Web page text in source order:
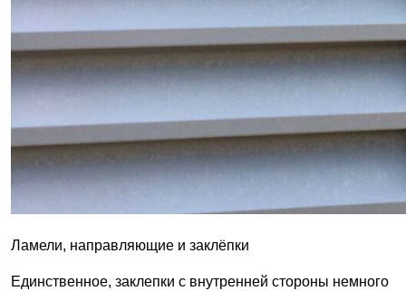
Ламели, направляющие и заклёпки
Единственное, заклепки с внутренней стороны немного